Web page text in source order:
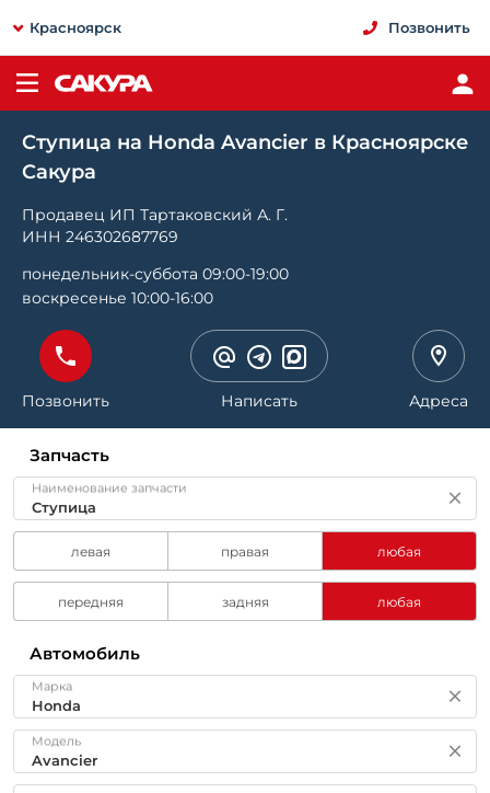
Красноярск Позвонить
Ступица на Honda Avancier в Красноярске
Сакура
Продавец ИП Тартаковский А. Г.
ИНН 246302687769
понедельник-суббота 09:00-19:00
воскресенье 10:00-16:00
Позвонить Написать Адреса
Запчасть
Наименование запчасти
левая правая любая
передняя задняя любая
Автомобиль
Марка
Модель